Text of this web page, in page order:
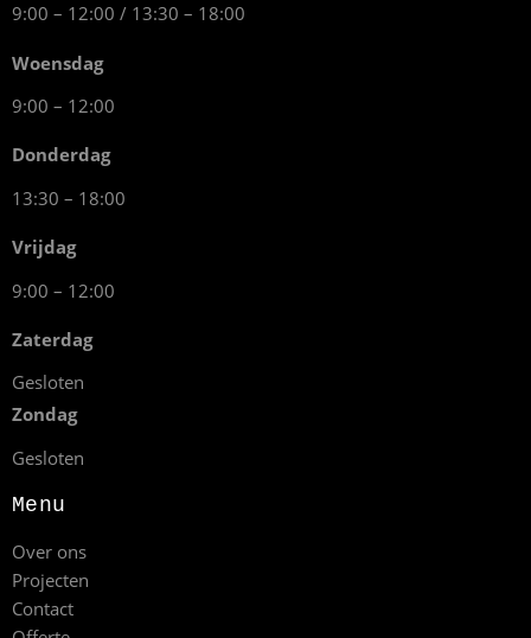
9:00 – 12:00 / 13:30 – 18:00
Woensdag
9:00 – 12:00
Donderdag
13:30 – 18:00
Vrijdag
9:00 – 12:00
Zaterdag
Gesloten
Zondag
Gesloten
Menu
Over ons
Projecten
Contact